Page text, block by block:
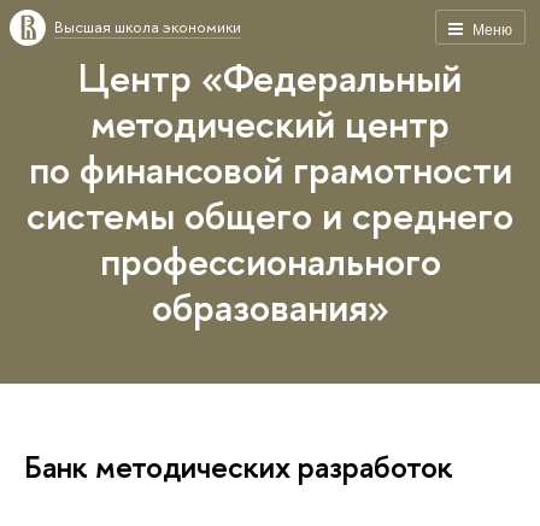
Меню
Высшая школа экономики
Центр «Федеральный
методический центр
по финансовой грамотности
системы общего и среднего
профессионального
образования»
Банк методических разработок